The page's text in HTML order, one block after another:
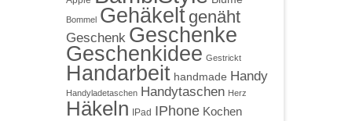
Bommel Gehäkelt genäht
Geschenk Geschenke
Geschenkidee Gestrickt
Handarbeit handmade Handy
Handyladetaschen Handytaschen Herz
Häkeln IPad IPhone Kochen